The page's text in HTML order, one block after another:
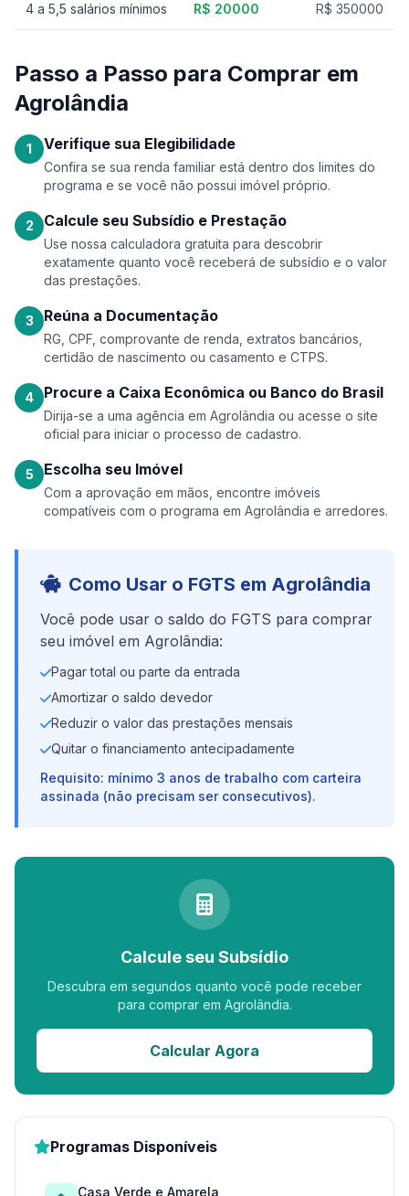
4 a 5,5 salários mínimos R$ 20000 R$ 350000
Passo a Passo para Comprar em
Agrolândia
1 Verifique sua Elegibilidade
Confira se sua renda familiar está dentro dos limites do
programa e se você não possui imóvel próprio.
2 Calcule seu Subsídio e Prestação
Use nossa calculadora gratuita para descobrir
exatamente quanto você receberá de subsídio e o valor
das prestações.
3 Reúna a Documentação
RG, CPF, comprovante de renda, extratos bancários,
certidão de nascimento ou casamento e CTPS.
4 Procure a Caixa Econômica ou Banco do Brasil
Dirija-se a uma agência em Agrolândia ou acesse o site
oficial para iniciar o processo de cadastro.
5 Escolha seu Imóvel
Com a aprovação em mãos, encontre imóveis
compatíveis com o programa em Agrolândia e arredores.
Como Usar o FGTS em Agrolândia
Você pode usar o saldo do FGTS para comprar
seu imóvel em Agrolândia:
Pagar total ou parte da entrada
Amortizar o saldo devedor
Reduzir o valor das prestações mensais
Quitar o financiamento antecipadamente
Requisito: mínimo 3 anos de trabalho com carteira
assinada (não precisam ser consecutivos).
Calcule seu Subsídio
Descubra em segundos quanto você pode receber
para comprar em Agrolândia.
Calcular Agora
Programas Disponíveis
Casa Verde e Amarela